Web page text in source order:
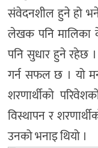
संवेदनशील हुने हो
लेखक पनि मालिका
पनि सुधार हुने रहेछ
गर्न सफल छ । यो
शरणार्थीको
विस्थापन र
उनको भनाइ थियो ।